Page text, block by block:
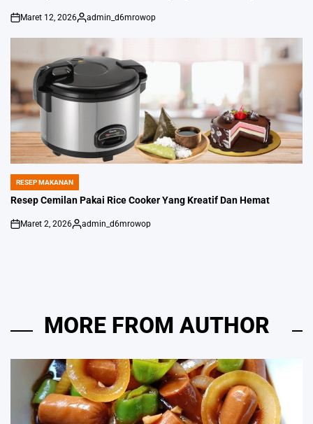
on
Maret 12, 2026
Posted
admin_d6mrowop
POSTED
IN
RESEP MAKANAN
Resep Cemilan Pakai Rice Cooker Yang Kreatif Dan Hemat
on
Maret 2, 2026
Posted
admin_d6mrowop
MORE FROM AUTHOR